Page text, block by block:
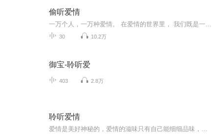
偷听爱情
30 10.2万
御宝-聆听爱
403 2.8万
聆听爱情